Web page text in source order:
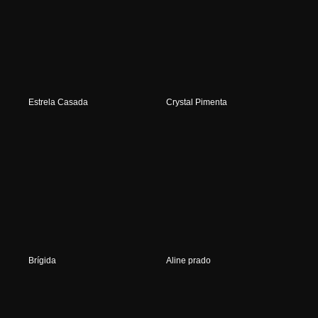
Estrela Casada Crystal Pimenta
Brígida Aline prado